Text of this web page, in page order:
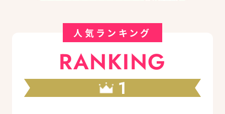
人気ランキング
RANKING
1